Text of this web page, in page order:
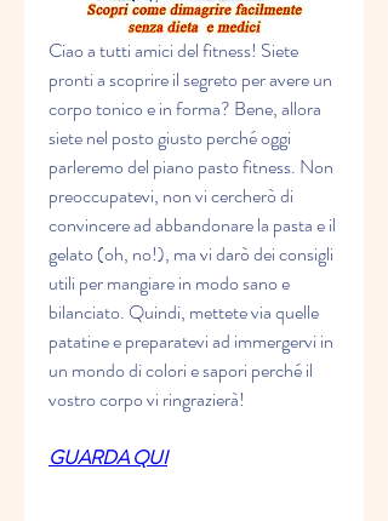
Ciao a tutti amici del fitness! Siete
pronti a scoprire il segreto per avere un
corpo tonico e in forma? Bene, allora
siete nel posto giusto perché oggi
parleremo del piano pasto fitness. Non
preoccupatevi, non vi cercherò di
convincere ad abbandonare la pasta e il
gelato (oh, no!), ma vi darò dei consigli
utili per mangiare in modo sano e
bilanciato. Quindi, mettete via quelle
patatine e preparatevi ad immergervi in
un mondo di colori e sapori perché il
vostro corpo vi ringrazierà!
GUARDA QUI